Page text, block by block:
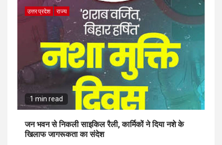
उत्तर प्रदेश राज्य
1 min read
जन भवन से निकली साइकिल रैली, कार्मिकों ने दिया नशे के
खिलाफ जागरूकता का संदेश